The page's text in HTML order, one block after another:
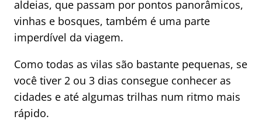
aldeias, que passam por pontos panorâmicos,
vinhas e bosques, também é uma parte
imperdível da viagem.
Como todas as vilas são bastante pequenas, se
você tiver 2 ou 3 dias consegue conhecer as
cidades e até algumas trilhas num ritmo mais
rápido.